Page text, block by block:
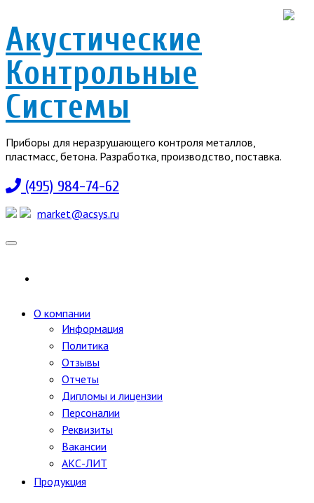
Акустические
Контрольные
Системы
Приборы для неразрушающего контроля металлов,
пластмасс, бетона. Разработка, производство, поставка.
(495) 984-74-62
market@acsys.ru
Toggle
О компании
Информация
Политика
Отзывы
Отчеты
Дипломы и лицензии
Персоналии
Реквизиты
Вакансии
АКС-ЛИТ
Продукция